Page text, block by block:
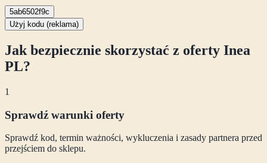
5ab6502f9c
Użyj kodu (reklama)
Jak bezpiecznie skorzystać z oferty Inea
PL?
1
Sprawdź warunki oferty
Sprawdź kod, termin ważności, wykluczenia i zasady partnera przed
przejściem do sklepu.